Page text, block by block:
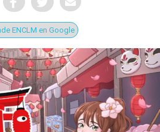
ENCLM en Google